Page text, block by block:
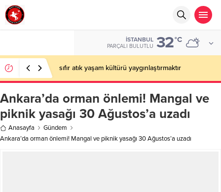
İSTANBUL
PARÇALI BULUTLU 32°C
sıfır atık yaşam kültürü yaygınlaştırmaktır
Ankara’da orman önlemi! Mangal ve
piknik yasağı 30 Ağustos’a uzadı
Anasayfa
Gündem
Ankara’da orman önlemi! Mangal ve piknik yasağı 30 Ağustos’a uzadı